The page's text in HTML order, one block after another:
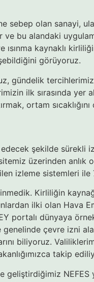
olan sanayi,
ve bu alandaki
kaynaklı
görüyoruz.
gündelik
ilk sırasında yer
ortam
şekilde sürekli
üzerinden
izleme sistemleri
Kirliliğin
ilki olan Hava
portalı dünyaya
çevre izni
biliyoruz.
takip
geliştirdiğimiz